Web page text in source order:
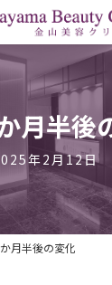
月半後
年2月12日
月半後の変化